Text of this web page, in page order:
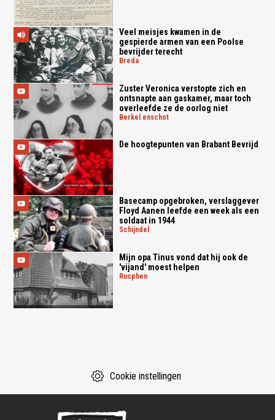
Veel meisjes kwamen in de
gespierde armen van een Poolse
bevrijder terecht
breda
Zuster Veronica verstopte zich en
ontsnapte aan gaskamer, maar toch
overleefde ze de oorlog niet
berkel enschot
De hoogtepunten van Brabant Bevrijd
Basecamp opgebroken, verslaggever
Floyd Aanen leefde een week als een
soldaat in 1944
schijndel
Mijn opa Tinus vond dat hij ook de
'vijand' moest helpen
rucphen
Cookie instellingen